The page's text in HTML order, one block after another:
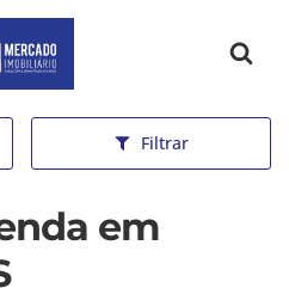
inicial
Filtrar
em